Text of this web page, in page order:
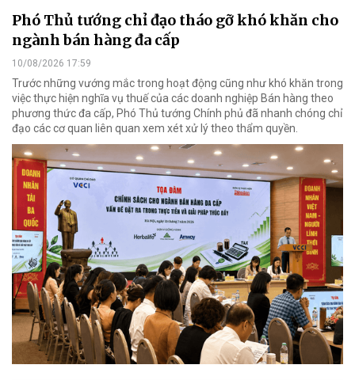
Phó Thủ tướng chỉ đạo tháo gỡ khó khăn cho
ngành bán hàng đa cấp
10/08/2026 17:59
Trước những vướng mắc trong hoạt động cũng như khó khăn trong
việc thực hiện nghĩa vụ thuế của các doanh nghiệp Bán hàng theo
phương thức đa cấp, Phó Thủ tướng Chính phủ đã nhanh chóng chỉ
đạo các cơ quan liên quan xem xét xử lý theo thẩm quyền.